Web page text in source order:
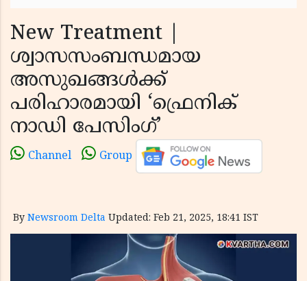
New Treatment |
ശ്വാസസംബന്ധമായ
അസുഖങ്ങൾക്ക്
പരിഹാരമായി ‘ഫ്രെനിക്
നാഡി പേസിംഗ്’
Channel Group
By Newsroom Delta Updated: Feb 21, 2025, 18:41 IST